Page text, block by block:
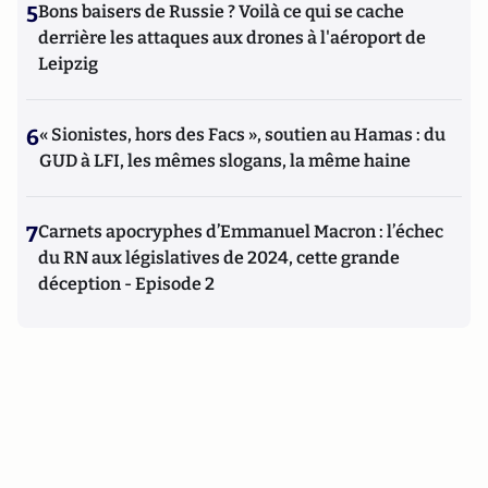
5Bons baisers de Russie ? Voilà ce qui se cache
derrière les attaques aux drones à l'aéroport de
Leipzig
6« Sionistes, hors des Facs », soutien au Hamas : du
GUD à LFI, les mêmes slogans, la même haine
7Carnets apocryphes d’Emmanuel Macron : l’échec
du RN aux législatives de 2024, cette grande
déception - Episode 2